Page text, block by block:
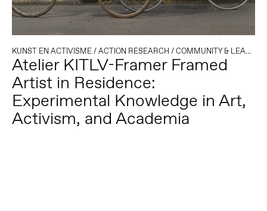
KUNST EN ACTIVISME/ACTION RESEARCH /COMMUNITY & LEARNING
Atelier KITLV-Framer Framed
Artist in Residence:
Experimental Knowledge in Art,
Activism, and Academia